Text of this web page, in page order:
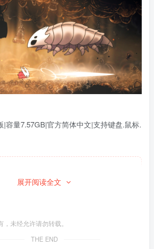
|容量7.57GB|官方简体中文|支持键盘.鼠标.
展开阅读全文
未经允许请勿转载。
THE END